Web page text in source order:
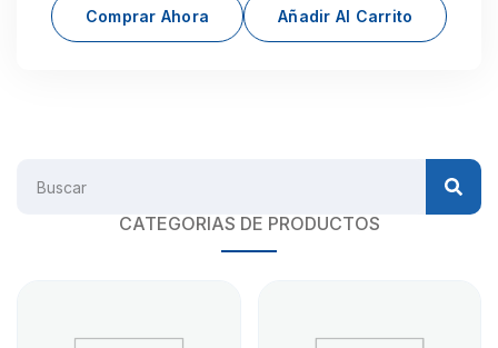
Comprar Ahora Añadir Al Carrito
CATEGORIAS DE PRODUCTOS